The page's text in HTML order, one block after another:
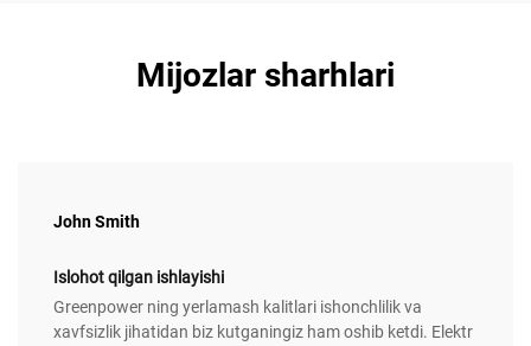
Mijozlar sharhlari
John Smith
Islohot qilgan ishlayishi
Greenpower ning yerlamash kalitlari ishonchlilik va
xavfsizlik jihatidan biz kutganingiz ham oshib ketdi. Elektr